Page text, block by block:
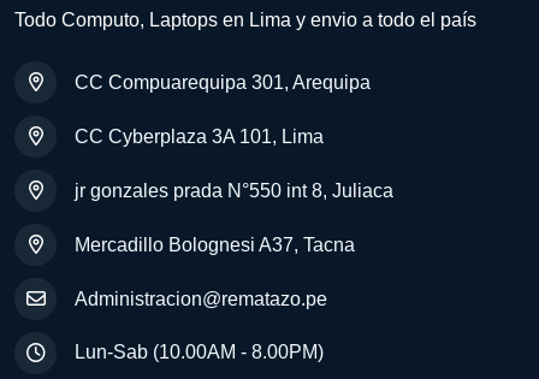
Todo Computo, Laptops en Lima y envio a todo el país
CC Compuarequipa 301, Arequipa
CC Cyberplaza 3A 101, Lima
jr gonzales prada N°550 int 8, Juliaca
Mercadillo Bolognesi A37, Tacna
Administracion@rematazo.pe
Lun-Sab (10.00AM - 8.00PM)